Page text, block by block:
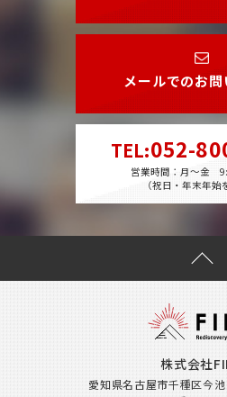
メールでのお
TEL:052-
営業時間：月～金
（祝日・年末年始
株式会社
愛知県名古屋市千種区今